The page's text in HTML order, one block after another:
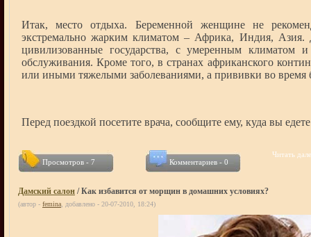
Итак, место отдыха. Беременной женщине не
экстремально жарким климатом – Африка, Индия, Азия.
цивилизованные государства, с умеренным климатом
обслуживания. Кроме того, в странах африканского
или иными тяжелыми заболеваниями, а прививки во время
Перед поездкой посетите врача, сообщите ему, куда вы
Просмотров - 7 Комментариев - 0
Читать
Дамский салон / Как избавится от морщин в домашних условиях?
(автор - femina , добавлено - 20-07-2010, 18:24)